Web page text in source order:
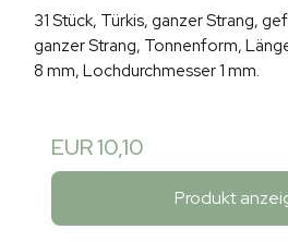
31 Stück, Türkis, ganzer Strang,
ganzer Strang, Tonnenform,
8 mm, Lochdurchmesser 1 mm.
EUR 10,10
Produkt